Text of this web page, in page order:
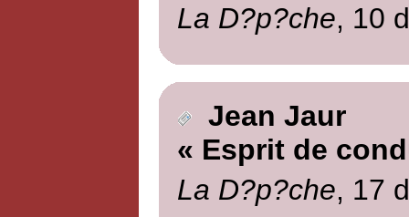
La D?p?che, 10
Jean Jaur
« Esprit de
La D?p?che, 17